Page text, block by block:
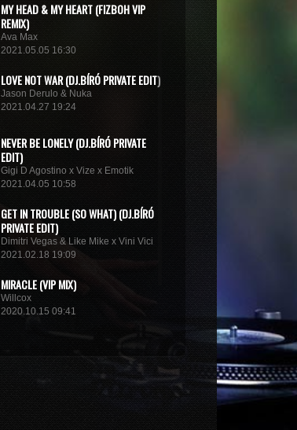
MY HEAD & MY HEART (FIZBOH VIP
REMIX)
Ava Max
2021.05.05 16:30
LOVE NOT WAR (DJ.BÍRÓ PRIVATE EDIT)
Jason Derulo & Nuka
2021.04.27 19:24
NEVER BE LONELY (DJ.BÍRÓ PRIVATE
EDIT)
Gigi D Agostino x Vize x Emotik
2021.04.05 10:58
GET IN TROUBLE (SO WHAT) (DJ.BÍRÓ
PRIVATE EDIT)
Dimitri Vegas & Like Mike x Vini Vici
2021.02.18 19:09
MIRACLE (VIP MIX)
Willcox
2020.10.15 09:41
2020.10.11 21:00